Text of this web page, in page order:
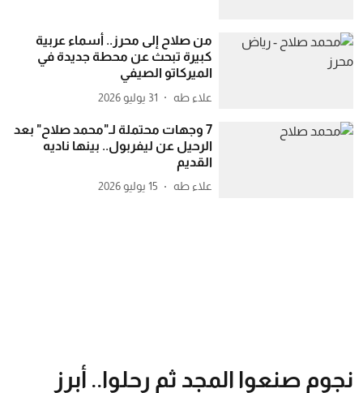
من صلاح إلى محرز.. أسماء عربية
كبيرة تبحث عن محطة جديدة في
الميركاتو الصيفي
علاء طه 31 يوليو 2026
7 وجهات محتملة لـ"محمد صلاح" بعد
الرحيل عن ليفربول.. بينها ناديه
القديم
علاء طه 15 يوليو 2026
نجوم صنعوا المجد ثم رحلوا.. أبرز